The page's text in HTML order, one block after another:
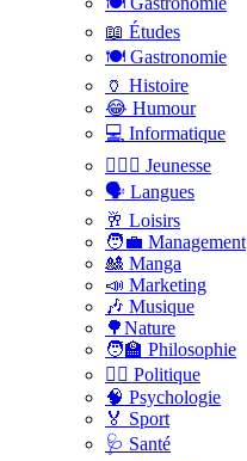
📖 Études
🍽️ Gastronomie
🏺 Histoire
😂 Humour
💻 Informatique
🤸🏽‍♀️ Jeunesse
🗣 Langues
🥂 Loisirs
🧑‍💼 Management
🎎 Manga
📣 Marketing
🎶 Musique
🌳Nature
🧑‍🏫 Philosophie
👨‍⚖️ Politique
🧠 Psychologie
🏅 Sport
🩺 Santé